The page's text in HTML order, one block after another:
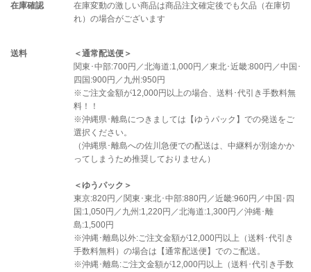
在庫確認
在庫変動の激しい商品は商品注文確定後でも欠品（在庫切
れ）の場合がございます
送料
＜通常配送便＞
関東･中部:700円／北海道:1,000円／東北･近畿:800円／中国･
四国:900円／九州:950円
※ご注文金額が12,000円以上の場合、送料･代引き手数料無
料！！
※沖縄県･離島につきましては【ゆうパック】での発送をご
選択ください。
（沖縄県･離島への佐川急便での配送は、中継料が別途かか
ってしまうため推奨しておりません）
＜ゆうパック＞
東京:820円／関東･東北･中部:880円／近畿:960円／中国･四
国:1,050円／九州:1,220円／北海道:1,300円／沖縄･離
島:1,500円
※沖縄･離島以外:ご注文金額が12,000円以上（送料･代引き
手数料無料）の場合は【通常配送便】でのご配送。
※沖縄･離島:ご注文金額が12,000円以上（送料･代引き手数